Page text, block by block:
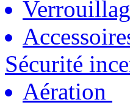
Sécurité
Aération